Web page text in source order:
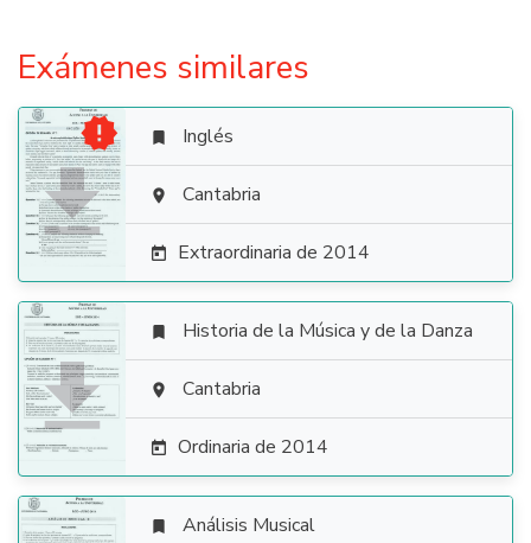
Exámenes similares

  Inglés
 Cantabria
 Extraordinaria de 2014

 Historia de la Música y de la Danza
 Cantabria
 Ordinaria de 2014
 Análisis Musical